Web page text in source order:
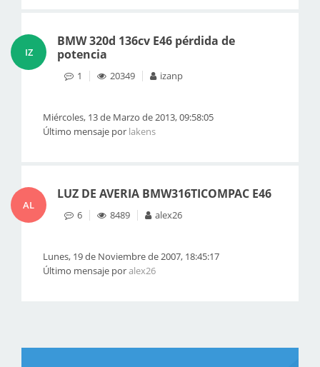
IZ
BMW 320d 136cv E46 pérdida de
potencia
1 20349 izanp
Miércoles, 13 de Marzo de 2013, 09:58:05
Último mensaje por lakens
AL
LUZ DE AVERIA BMW316TICOMPAC E46
6 8489 alex26
Lunes, 19 de Noviembre de 2007, 18:45:17
Último mensaje poralex26